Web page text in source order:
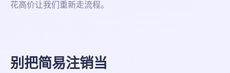
花高价让我们重新走流程。
别把简易注销当